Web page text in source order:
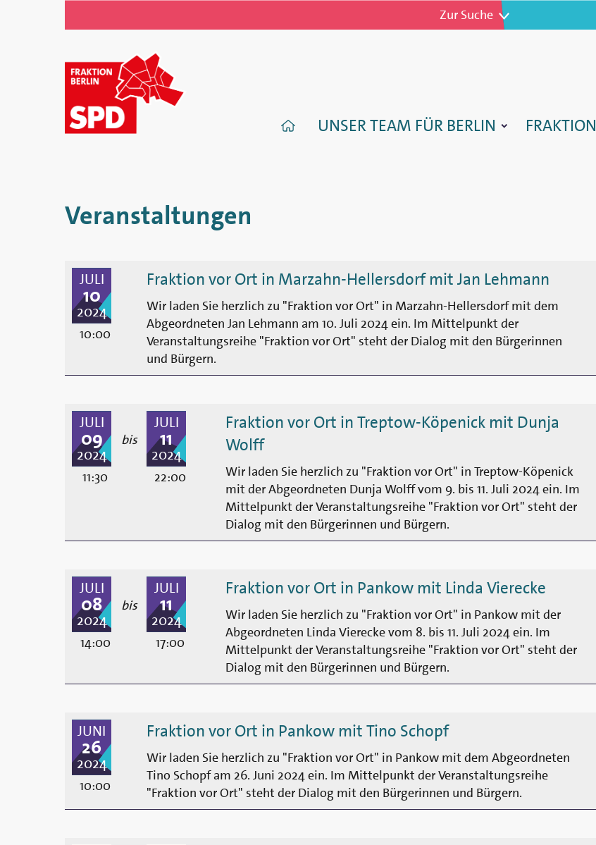
Zur Navigation
Zur Suche
SPD-
Fraktion
im
von
Berlin
STARTSEITE
UNSER TEAM FÜR BERLIN FRAKTION
Veranstaltungen
JULI
10
2024
10:00
Fraktion vor Ort in Marzahn-Hellersdorf mit Jan Lehmann
Wir laden Sie herzlich zu "Fraktion vor Ort" in Marzahn-Hellersdorf mit dem
Abgeordneten Jan Lehmann am 10. Juli 2024 ein. Im Mittelpunkt der
Veranstaltungsreihe "Fraktion vor Ort" steht der Dialog mit den Bürgerinnen
und Bürgern.
JULI
09
2024
11:30
bis
JULI
11
2024
22:00
Fraktion vor Ort in Treptow-Köpenick mit Dunja
Wolff
Wir laden Sie herzlich zu "Fraktion vor Ort" in Treptow-Köpenick
mit der Abgeordneten Dunja Wolff vom 9. bis 11. Juli 2024 ein. Im
Mittelpunkt der Veranstaltungsreihe "Fraktion vor Ort" steht der
Dialog mit den Bürgerinnen und Bürgern.
JULI
08
2024
14:00
bis
JULI
11
2024
17:00
Fraktion vor Ort in Pankow mit Linda Vierecke
Wir laden Sie herzlich zu "Fraktion vor Ort" in Pankow mit der
Abgeordneten Linda Vierecke vom 8. bis 11. Juli 2024 ein. Im
Mittelpunkt der Veranstaltungsreihe "Fraktion vor Ort" steht der
Dialog mit den Bürgerinnen und Bürgern.
JUNI
26
2024
10:00
Fraktion vor Ort in Pankow mit Tino Schopf
Wir laden Sie herzlich zu "Fraktion vor Ort" in Pankow mit dem Abgeordneten
Tino Schopf am 26. Juni 2024 ein. Im Mittelpunkt der Veranstaltungsreihe
"Fraktion vor Ort" steht der Dialog mit den Bürgerinnen und Bürgern.